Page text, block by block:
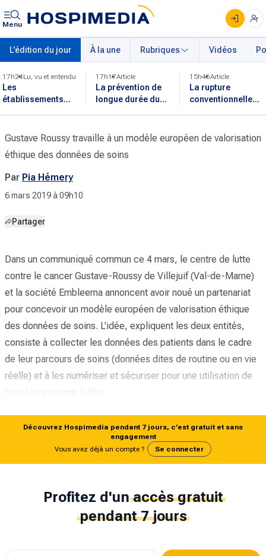
Menu
L'édition du jour À la une Rubriques Vidéos
17h24Lu, vu et entendu
Les
établissements
l'incendie en
17h17Article
La prévention de
longue durée du
financier de 2025
15h46Article
La rupture
conventionnelle
désormais
Gustave Roussy travaille à un modèle européen de valorisation
éthique des données de soins
Par Pia Hémery
6 mars 2019 à 09h10
Partager
Dans un communiqué commun ce 4 mars, le centre de lutte
contre le cancer Gustave-Roussy de Villejuif (Val-de-Marne)
et la société Embleema annoncent avoir noué un partenariat
pour concevoir un modèle européen de valorisation éthique
des données de soins. L'idée, expliquent les deux entités,
consiste à collecter les données des patients dans le cadre
de leur parcours de soins (données dites de routine ou en vie
réelle) et à les numériser et sécuriser pour une utilisation de
Découvrez Hospimedia pendant 7 jours, c’est gratuit et sans
engagement
Vous avez déjà un compte ?
Se connecter
Profitez d'un accès gratuit
pendant 7 jours